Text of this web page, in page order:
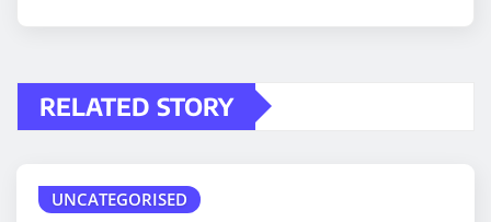
RELATED STORY
UNCATEGORISED